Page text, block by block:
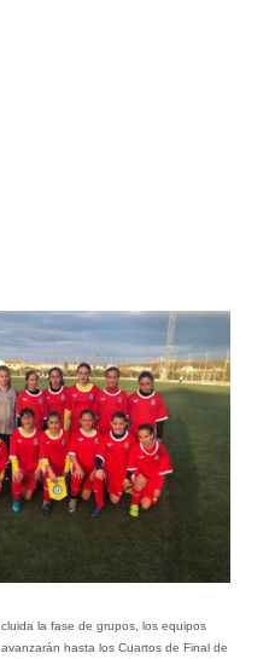
la fase de grupos, los equipos
hasta los Cuartos de Final de